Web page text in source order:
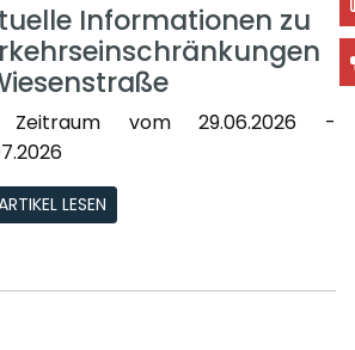
Informationen zu
vom 29.06.2026 -
LESEN